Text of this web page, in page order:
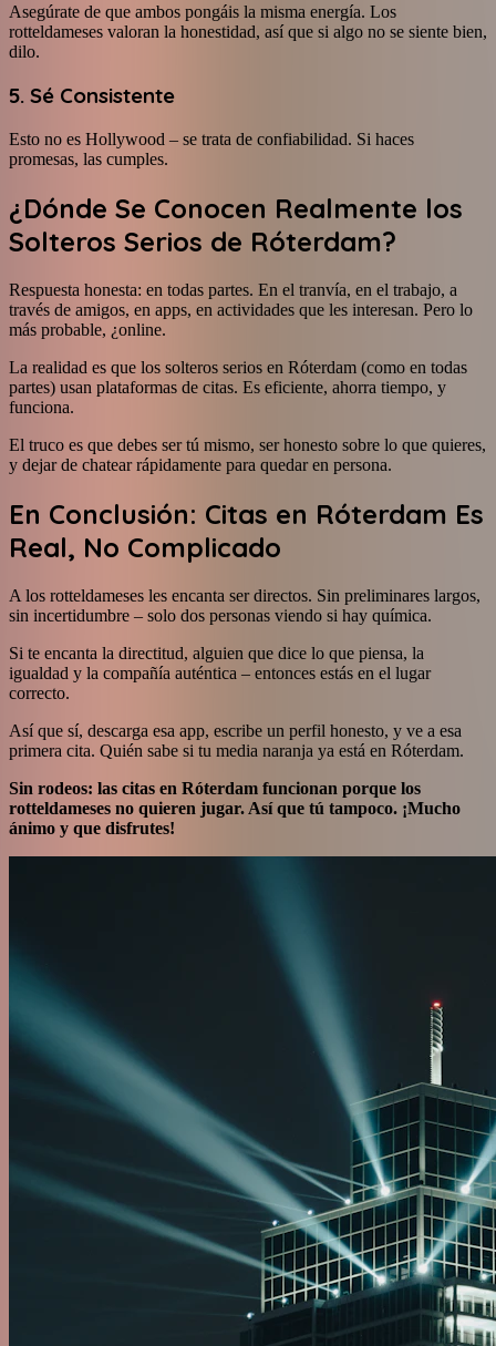
Asegúrate de que ambos pongáis la misma energía. Los
rotteldameses valoran la honestidad, así que si algo no se siente bien,
dilo.
5. Sé Consistente
Esto no es Hollywood – se trata de confiabilidad. Si haces
promesas, las cumples.
¿Dónde Se Conocen Realmente los
Solteros Serios de Róterdam?
Respuesta honesta: en todas partes. En el tranvía, en el trabajo, a
través de amigos, en apps, en actividades que les interesan. Pero lo
más probable, ¿online.
La realidad es que los solteros serios en Róterdam (como en todas
partes) usan plataformas de citas. Es eficiente, ahorra tiempo, y
funciona.
El truco es que debes ser tú mismo, ser honesto sobre lo que quieres,
y dejar de chatear rápidamente para quedar en persona.
En Conclusión: Citas en Róterdam Es
Real, No Complicado
A los rotteldameses les encanta ser directos. Sin preliminares largos,
sin incertidumbre – solo dos personas viendo si hay química.
Si te encanta la directitud, alguien que dice lo que piensa, la
igualdad y la compañía auténtica – entonces estás en el lugar
correcto.
Así que sí, descarga esa app, escribe un perfil honesto, y ve a esa
primera cita. Quién sabe si tu media naranja ya está en Róterdam.
Sin rodeos: las citas en Róterdam funcionan porque los
rotteldameses no quieren jugar. Así que tú tampoco. ¡Mucho
ánimo y que disfrutes!